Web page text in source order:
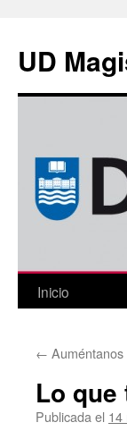
contenido
UD
Inicio
← Auméntanos
Lo
Publicada el 14